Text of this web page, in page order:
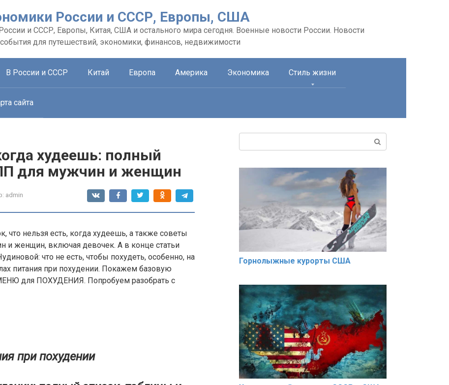
России и СССР, Европы, США
и СССР, Европы, Китая, США и остального мира сегодня. Военные новости России. Новости
для путешествий, экономики, финансов, недвижимости
В России и СССР Китай Европа Америка Экономика Стиль жизни
сайта
худеешь: полный
для мужчин и женщин
admin
что нельзя есть, когда худеешь, а также советы
и женщин, включая девочек. А в конце статьи
что не есть, чтобы похудеть, особенно, на
питания при похудении. Покажем базовую
для ПОХУДЕНИЯ. Попробуем разобрать с
при похудении
Горнолыжные курорты США